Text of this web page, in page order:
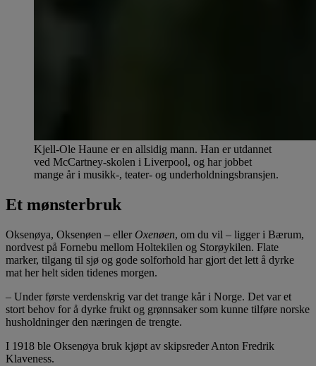
Kjell-Ole Haune er en allsidig mann. Han er utdannet
ved McCartney-skolen i Liverpool, og har jobbet
mange år i musikk-, teater- og underholdningsbransjen.
Et mønsterbruk
Oksenøya, Oksenøen – eller Oxenøen, om du vil – ligger i Bærum,
nordvest på Fornebu mellom Holtekilen og Storøykilen. Flate
marker, tilgang til sjø og gode solforhold har gjort det lett å dyrke
mat her helt siden tidenes morgen.
– Under første verdenskrig var det trange kår i Norge. Det var et
stort behov for å dyrke frukt og grønnsaker som kunne tilføre norske
husholdninger den næringen de trengte.
I 1918 ble Oksenøya bruk kjøpt av skipsreder Anton Fredrik
Klaveness.